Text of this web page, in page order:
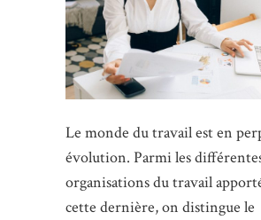
Le monde du travail est en
évolution. Parmi les
organisations du travail
cette dernière, on distingue le